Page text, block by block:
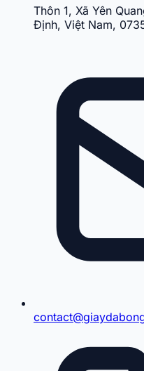
Thôn 1, Xã Yên
Định, Việt Nam,